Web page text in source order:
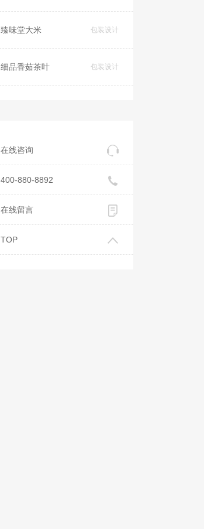
臻味堂大米 包装设计
细品香茹茶叶 包装设计
在线咨询
400-880-8892
在线留言
TOP